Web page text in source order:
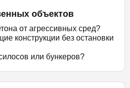
объектов
от агрессивных сред?
конструкции без остановки
или бункеров?